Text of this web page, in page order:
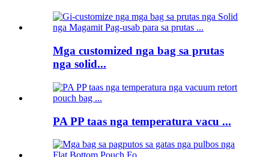
Mga customized nga bag sa prutas
nga solid...
PA PP taas nga temperatura vacu ...